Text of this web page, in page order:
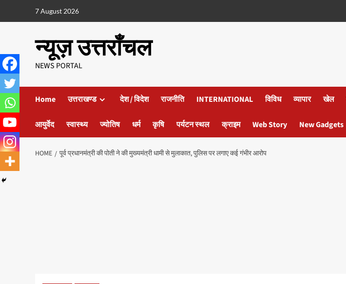
7 August 2026
न्यूज़ उत्तराँचल
NEWS PORTAL
Home उत्तराखण्ड देश / विदेश राजनीति INTERNATIONAL विविध व्यापार खेल
आयुर्वेद स्वास्थ्य ज्योतिष धर्म कृषि पर्यटन स्थल क्राइम Web Story New Gadgets
HOME पूर्व प्रधानमंत्री की पोती ने की मुख्यमंत्री धामी से मुलाकात, पुलिस पर लगाए कई गंभीर आरोप